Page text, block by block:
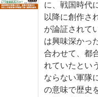
に、戦国時代
以降に創作さ
が論証されて
は興味深かっ
合わせて、都
れていたとい
ならない軍隊
の意味で歴史